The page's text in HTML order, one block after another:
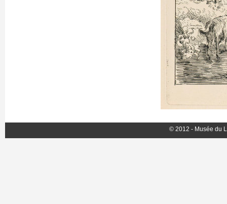
© 2012 - Musée du